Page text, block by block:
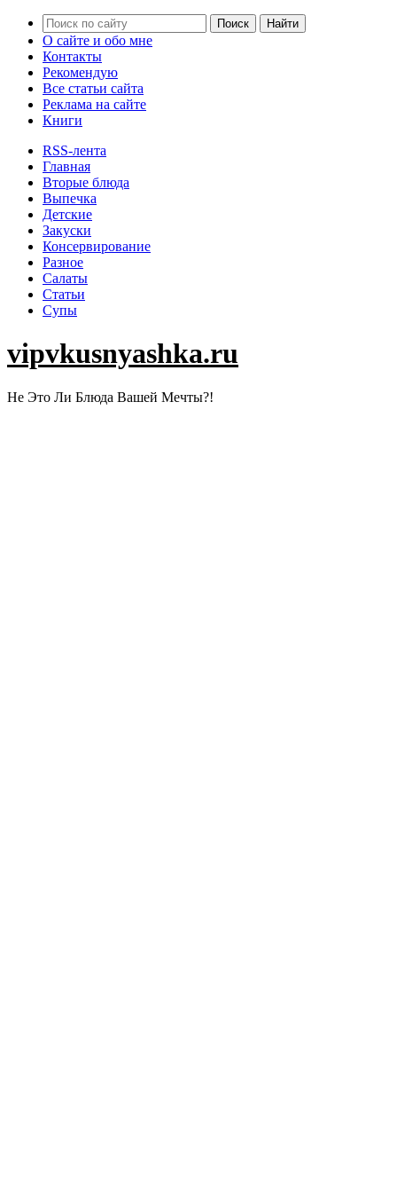
О сайте и обо мне
Контакты
Рекомендую
Все статьи сайта
Реклама на сайте
Книги
RSS-лента
Главная
Вторые блюда
Выпечка
Детские
Закуски
Консервирование
Разное
Салаты
Статьи
Супы
vipvkusnyashka.ru
Не Это Ли Блюда Вашей Мечты?!